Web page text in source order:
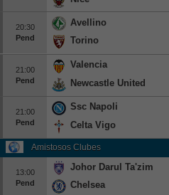
20:30
Pend
Avellino
Torino
21:00
Pend
Valencia
Newcastle United
21:00
Pend
Ssc Napoli
Celta Vigo
Amistosos Clubes
13:00
Pend
Johor Darul Ta'zim
Chelsea